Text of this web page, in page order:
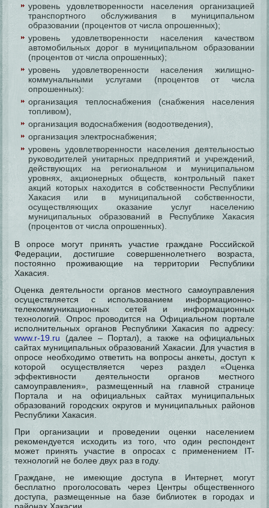
уровень удовлетворенности населения организацией
транспортного обслуживания в муниципальном
образовании (процентов от числа опрошенных);
уровень удовлетворенности населения качеством
автомобильных дорог в муниципальном образовании
(процентов от числа опрошенных);
уровень удовлетворенности населения жилищно-
коммунальными услугами (процентов от числа
опрошенных):
организация теплоснабжения (снабжения населения
топливом),
организация водоснабжения (водоотведения),
организация электроснабжения;
уровень удовлетворенности населения деятельностью
руководителей унитарных предприятий и учреждений,
действующих на региональном и муниципальном
уровнях, акционерных обществ, контрольный пакет
акций которых находится в собственности Республики
Хакасия или в муниципальной собственности,
осуществляющих оказание услуг населению
муниципальных образований в Республике Хакасия
(процентов от числа опрошенных).
В опросе могут принять участие граждане Российской
Федерации, достигшие совершеннолетнего возраста,
постоянно проживающие на территории Республики
Хакасия.
Оценка деятельности органов местного самоуправления
осуществляется с использованием информационно-
телекоммуникационных сетей и информационных
технологий. Опрос проводится на Официальном портале
исполнительных органов Республики Хакасия по адресу:
www.r-19.ru (далее – Портал), а также на официальных
сайтах муниципальных образований Хакасии. Для участия в
опросе необходимо ответить на вопросы анкеты, доступ к
которой осуществляется через раздел «Оценка
эффективности деятельности органов местного
самоуправления», размещенный на главной странице
Портала и на официальных сайтах муниципальных
образований городских округов и муниципальных районов
Республики Хакасия.
При организации и проведении оценки населением
рекомендуется исходить из того, что один респондент
может принять участие в опросах с применением IT-
технологий не более двух раз в году.
Граждане, не имеющие доступа в Интернет, могут
бесплатно проголосовать через Центры общественного
доступа, размещенные на базе библиотек в городах и